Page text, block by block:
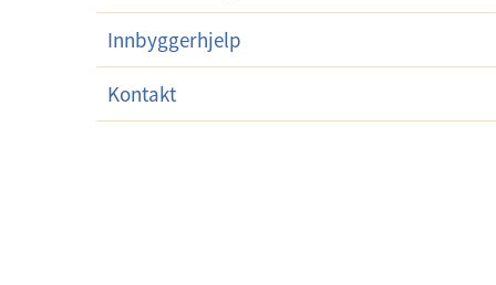
Innbyggerhjelp
Kontakt